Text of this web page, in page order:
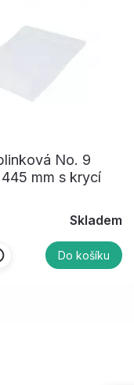
No. 9
mm s krycí
Skladem
Do košíku